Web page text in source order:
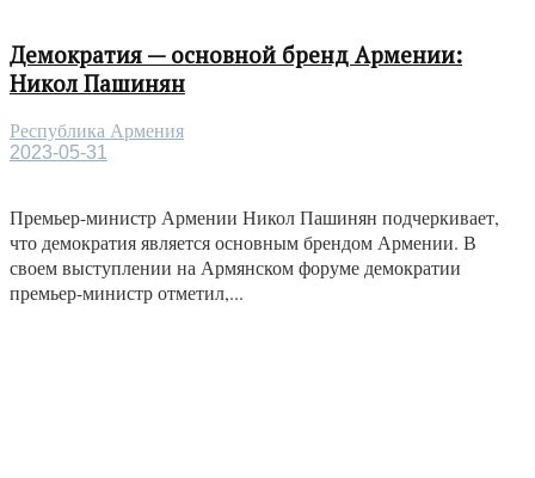
Демократия — основной бренд Армении:
Никол Пашинян
Республика Армения
2023-05-31
Премьер-министр Армении Никол Пашинян подчеркивает,
что демократия является основным брендом Армении. В
своем выступлении на Армянском форуме демократии
премьер-министр отметил,...